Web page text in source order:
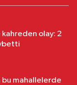
olay: 2
bu mahallelerde